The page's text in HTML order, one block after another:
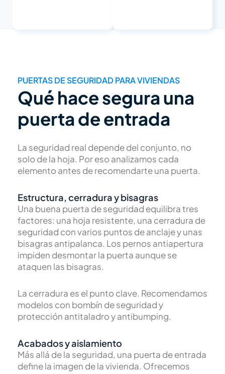
PUERTAS DE SEGURIDAD PARA VIVIENDAS
Qué hace segura una
puerta de entrada
La seguridad real depende del conjunto, no
solo de la hoja. Por eso analizamos cada
elemento antes de recomendarte una puerta.
Estructura, cerradura y bisagras
Una buena puerta de seguridad equilibra tres
factores: una hoja resistente, una cerradura de
seguridad con varios puntos de anclaje y unas
bisagras antipalanca. Los pernos antiapertura
impiden desmontar la puerta aunque se
ataquen las bisagras.
La cerradura es el punto clave. Recomendamos
modelos con bombín de seguridad y
protección antitaladro y antibumping.
Acabados y aislamiento
Más allá de la seguridad, una puerta de entrada
define la imagen de la vivienda. Ofrecemos